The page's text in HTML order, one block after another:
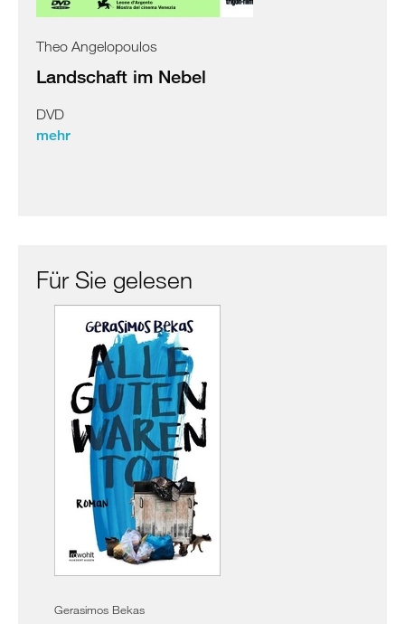
Theo Angelopoulos
Landschaft im Nebel
DVD
mehr
Für Sie gelesen
Gerasimos Bekas